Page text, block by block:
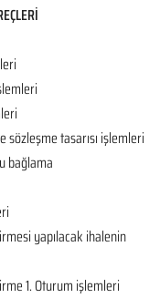
tasarısı işlemleri
bağlama
yapılacak ihalenin
1. Oturum işlemleri